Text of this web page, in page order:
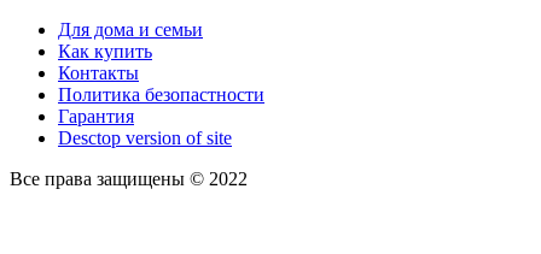
Для дома и семьи
Как купить
Контакты
Политика безопастности
Гарантия
Desctop version of site
Все права защищены © 2022